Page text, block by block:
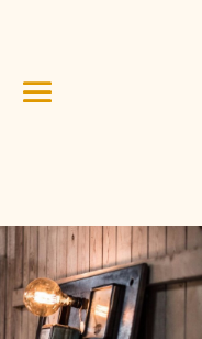
this text inline